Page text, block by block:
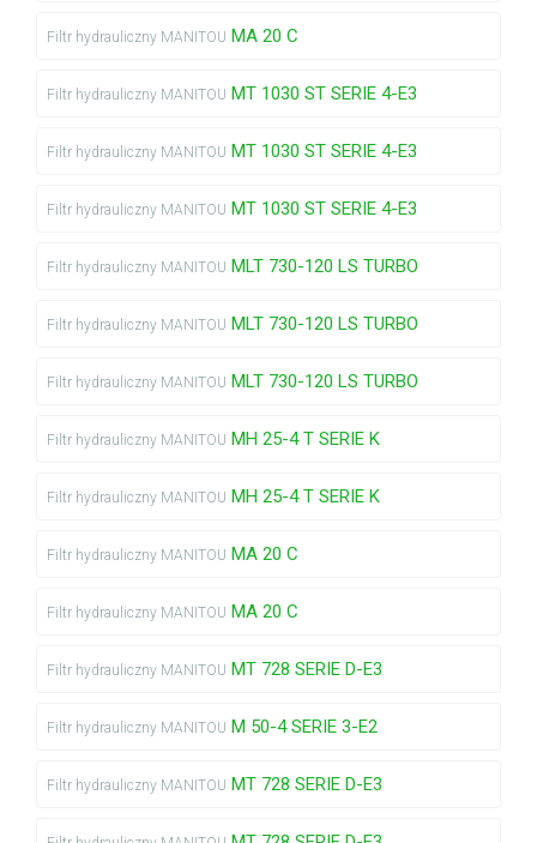
Filtr hydrauliczny MANITOU MA 20 C
Filtr hydrauliczny MANITOU MT 1030 ST SERIE 4-E3
Filtr hydrauliczny MANITOU MT 1030 ST SERIE 4-E3
Filtr hydrauliczny MANITOU MT 1030 ST SERIE 4-E3
Filtr hydrauliczny MANITOU MLT 730-120 LS TURBO
Filtr hydrauliczny MANITOU MLT 730-120 LS TURBO
Filtr hydrauliczny MANITOU MLT 730-120 LS TURBO
Filtr hydrauliczny MANITOU MH 25-4 T SERIE K
Filtr hydrauliczny MANITOU MH 25-4 T SERIE K
Filtr hydrauliczny MANITOU MA 20 C
Filtr hydrauliczny MANITOU MA 20 C
Filtr hydrauliczny MANITOU MT 728 SERIE D-E3
Filtr hydrauliczny MANITOU M 50-4 SERIE 3-E2
Filtr hydrauliczny MANITOU MT 728 SERIE D-E3